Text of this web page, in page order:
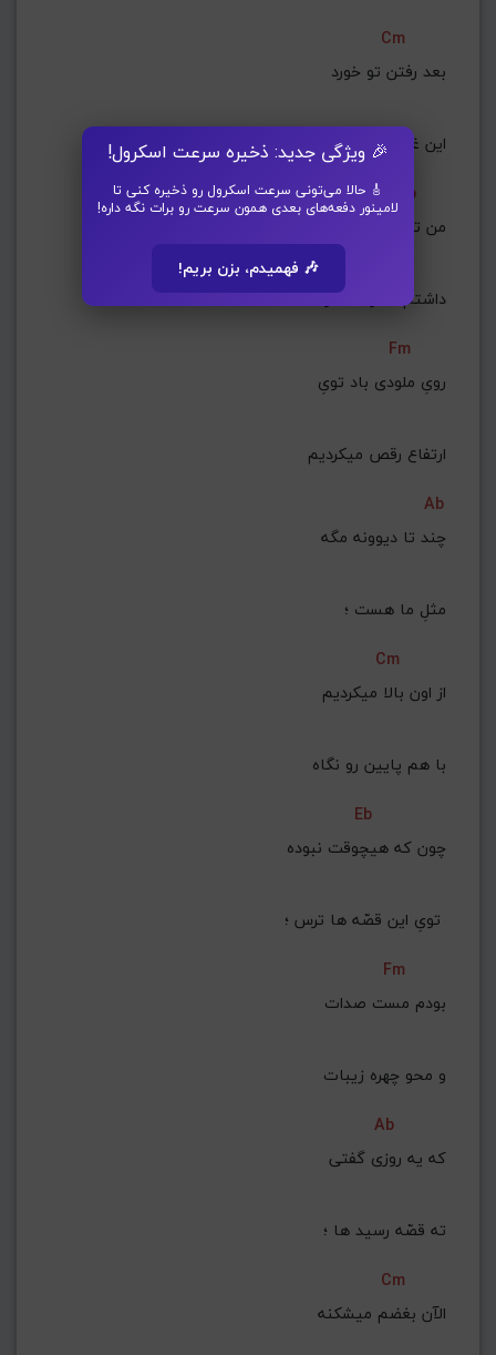
🎉 ویژگی جدید: ذخیره سرعت اسکرول!
🎸 حالا می‌تونی سرعت اسکرول رو ذخیره کنی تا
لامینور دفعه‌های بعدی همون سرعت رو برات نگه داره!
🎶 فهمیدم، بزن بریم!
Cm
بعد رفتن تو خورد
این غروب به نامت
Eb
من ترس رو دوست
داشتم سقوط کنارت ؛
Fm
رویِ ملودی باد تویِ
ارتفاع رقص میکردیم
Ab
چند تا دیوونه مگه
مثلِ ما هست ؛
Cm
از اون بالا میکردیم
با هم پایین رو نگاه
Eb
چون که هیچوقت نبوده
Fm
بودم مست صدات
و محو چهره زیبات
Ab
که یه روزی گفتی
ته قصّه رسید ها ؛
Cm
الآن بغضم میشکنه